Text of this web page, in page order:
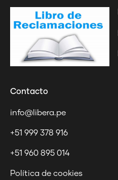
Contacto
info@libera.pe
+51 999 378 916
+51 960 895 014
Política de cookies